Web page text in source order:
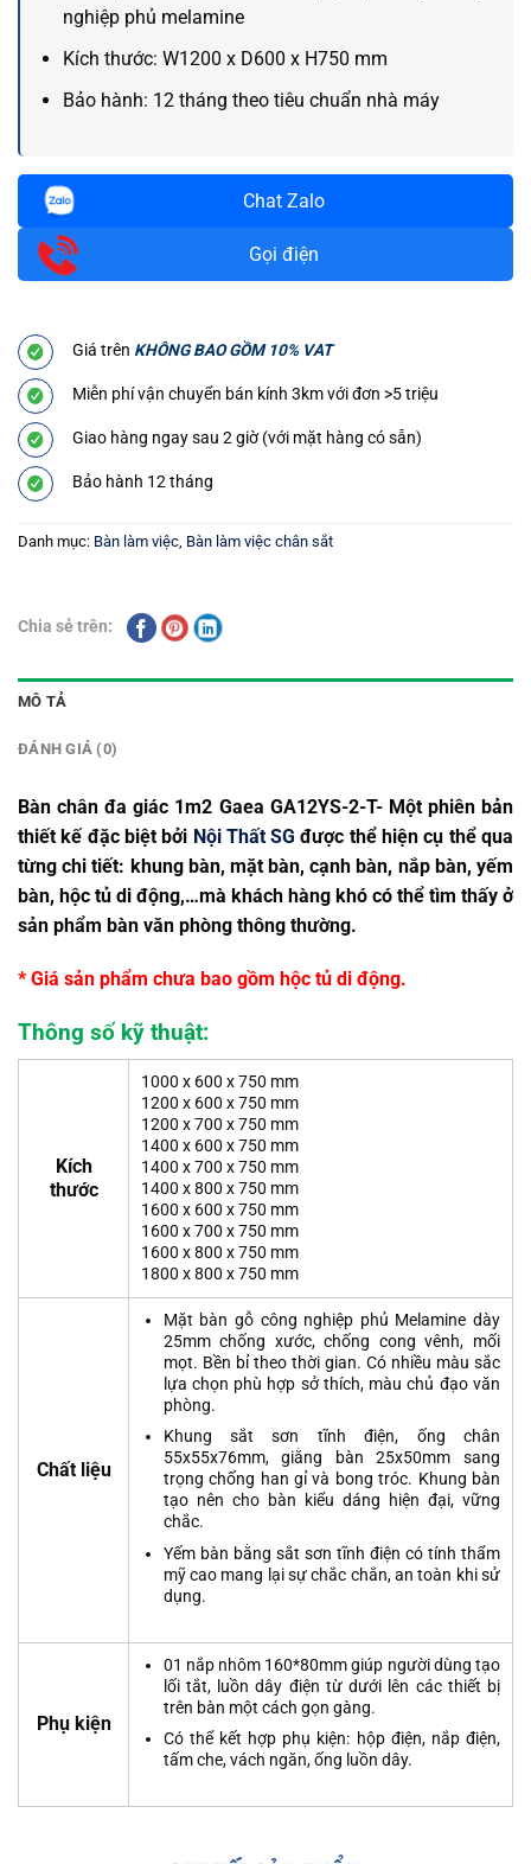
nghiệp phủ melamine
Kích thước: W1200 x D600 x H750 mm
Bảo hành: 12 tháng theo tiêu chuẩn nhà máy
Chat Zalo
Gọi điện
Giá trên KHÔNG BAO GỒM 10% VAT
Miễn phí vận chuyển bán kính 3km với đơn >5 triệu
Giao hàng ngay sau 2 giờ (với mặt hàng có sẵn)
Bảo hành 12 tháng
Danh mục: Bàn làm việc, Bàn làm việc chân sắt
Chia sẻ trên:
MÔ TẢ
ĐÁNH GIÁ (0)
Bàn chân đa giác 1m2 Gaea GA12YS-2-T- Một phiên bản
thiết kế đặc biệt bởi Nội Thất SG được thể hiện cụ thể qua
từng chi tiết: khung bàn, mặt bàn, cạnh bàn, nắp bàn, yếm
bàn, hộc tủ di động,…mà khách hàng khó có thể tìm thấy ở
sản phẩm bàn văn phòng thông thường.
* Giá sản phẩm chưa bao gồm hộc tủ di động.
Thông số kỹ thuật:
Kích
thước
1000 x 600 x 750 mm
1200 x 600 x 750 mm
1200 x 700 x 750 mm
1400 x 600 x 750 mm
1400 x 700 x 750 mm
1400 x 800 x 750 mm
1600 x 600 x 750 mm
1600 x 700 x 750 mm
1600 x 800 x 750 mm
1800 x 800 x 750 mm
Chất liệu
Mặt bàn gỗ công nghiệp phủ Melamine dày
25mm chống xước, chống cong vênh, mối
mọt. Bền bỉ theo thời gian. Có nhiều màu sắc
lựa chọn phù hợp sở thích, màu chủ đạo văn
phòng.
Khung sắt sơn tĩnh điện, ống chân
55x55x76mm, giằng bàn 25x50mm sang
trọng chống han gỉ và bong tróc. Khung bàn
tạo nên cho bàn kiểu dáng hiện đại, vững
chắc.
Yếm bàn bằng sắt sơn tĩnh điện có tính thẩm
mỹ cao mang lại sự chắc chắn, an toàn khi sử
dụng.
Phụ kiện
01 nắp nhôm 160*80mm giúp người dùng tạo
lối tắt, luồn dây điện từ dưới lên các thiết bị
trên bàn một cách gọn gàng.
Có thể kết hợp phụ kiện: hộp điện, nắp điện,
tấm che, vách ngăn, ống luồn dây.